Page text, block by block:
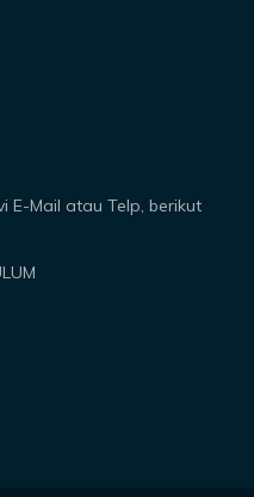
E-Mail atau Telp, berikut